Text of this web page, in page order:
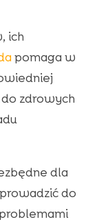
ich
pomaga w
do zdrowych
dla
do